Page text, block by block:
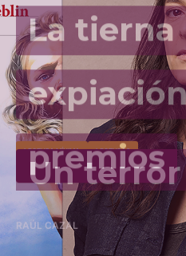
expiación
premios
RAÚL CAZAL
LECTURA MÍNIMA LECTURAS
Un
CÓSIMO MANDRILLO